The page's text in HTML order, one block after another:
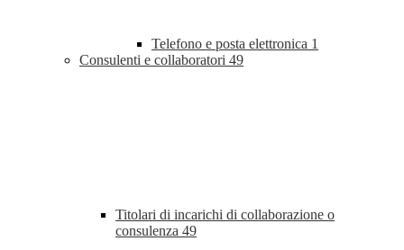
Telefono e posta elettronica 1
Consulenti e collaboratori 49
Titolari di incarichi di collaborazione o
consulenza 49